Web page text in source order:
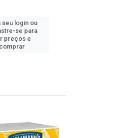
seu login ou
se para
preços e
comprar